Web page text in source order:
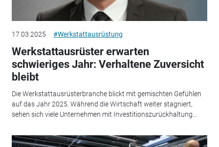
17.03.2025 #Werkstattausrüstung
Werkstattausrüster erwarten
schwieriges Jahr: Verhaltene Zuversicht
bleibt
Die Werkstattausrüsterbranche blickt mit gemischten Gefühlen
auf das Jahr 2025. Während die Wirtschaft weiter stagniert,
sehen sich viele Unternehmen mit Investitionszurückhaltung...